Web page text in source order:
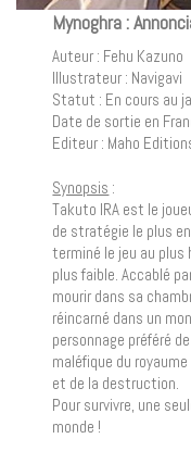
Mynoghra :
Auteur : Fehu Kazuno
Illustrateur : Navigavi
Statut : En cours au
Date de sortie en
Editeur : Maho
Synopsis :
Takuto IRA est le
de stratégie le plus
terminé le jeu au plus
plus faible. Accablé
mourir dans sa
réincarné dans un
personnage préféré
maléfique du
et de la destruction.
Pour survivre, une
monde !